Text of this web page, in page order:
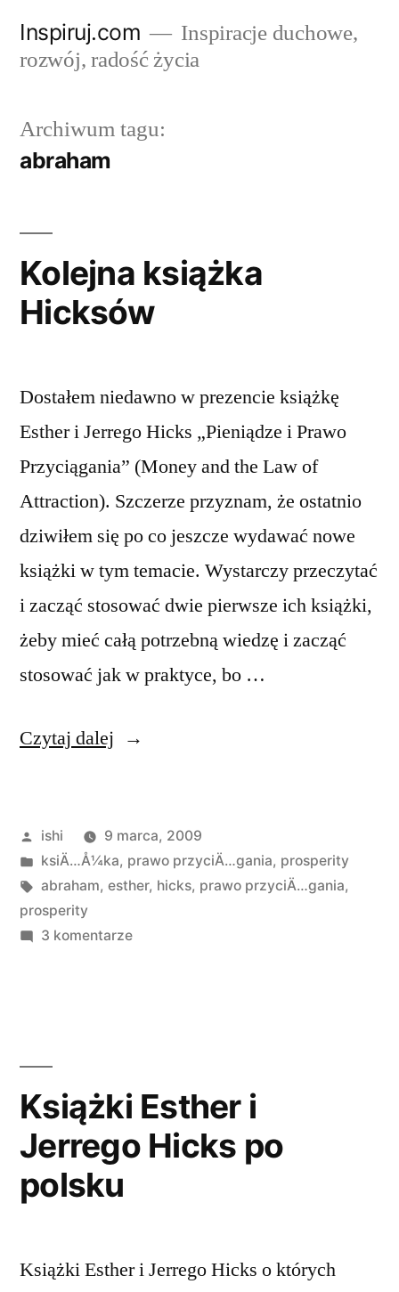
Inspiruj.com
Inspiracje duchowe,
rozwój, radość życia
Archiwum tagu:
abraham
Kolejna książka
Hicksów
Dostałem niedawno w prezencie książkę
Esther i Jerrego Hicks „Pieniądze i Prawo
Przyciągania” (Money and the Law of
Attraction). Szczerze przyznam, że ostatnio
dziwiłem się po co jeszcze wydawać nowe
książki w tym temacie. Wystarczy przeczytać
i zacząć stosować dwie pierwsze ich książki,
żeby mieć całą potrzebną wiedzę i zacząć
stosować jak w praktyce, bo …
Czytaj dalej „Kolejna
Opublikowane
przez
ishi
9 marca, 2009
Opublikowano
w
ksiÄ…Å¼ka, prawo przyciÄ…gania, prosperity
Tagi:
abraham, esther, hicks, prawo przyciÄ…gania,
prosperity
3 komentarzedo
Książki Esther i
Jerrego Hicks po
polsku
Książki Esther i Jerrego Hicks o których